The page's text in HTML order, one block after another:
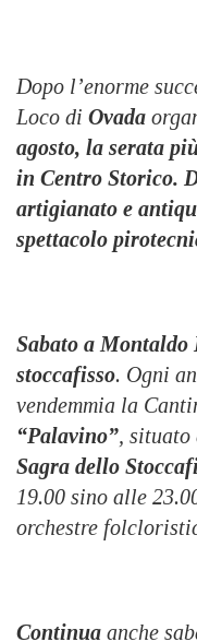
Dopo l’enorme
Loco di Ovada
agosto, la serata
in Centro Storico.
artigianato e
spettacolo
Sabato a Montaldo
stoccafisso. Ogni
vendemmia la
“Palavino”,
Sagra dello
19.00 sino alle
orchestre
Continua anche